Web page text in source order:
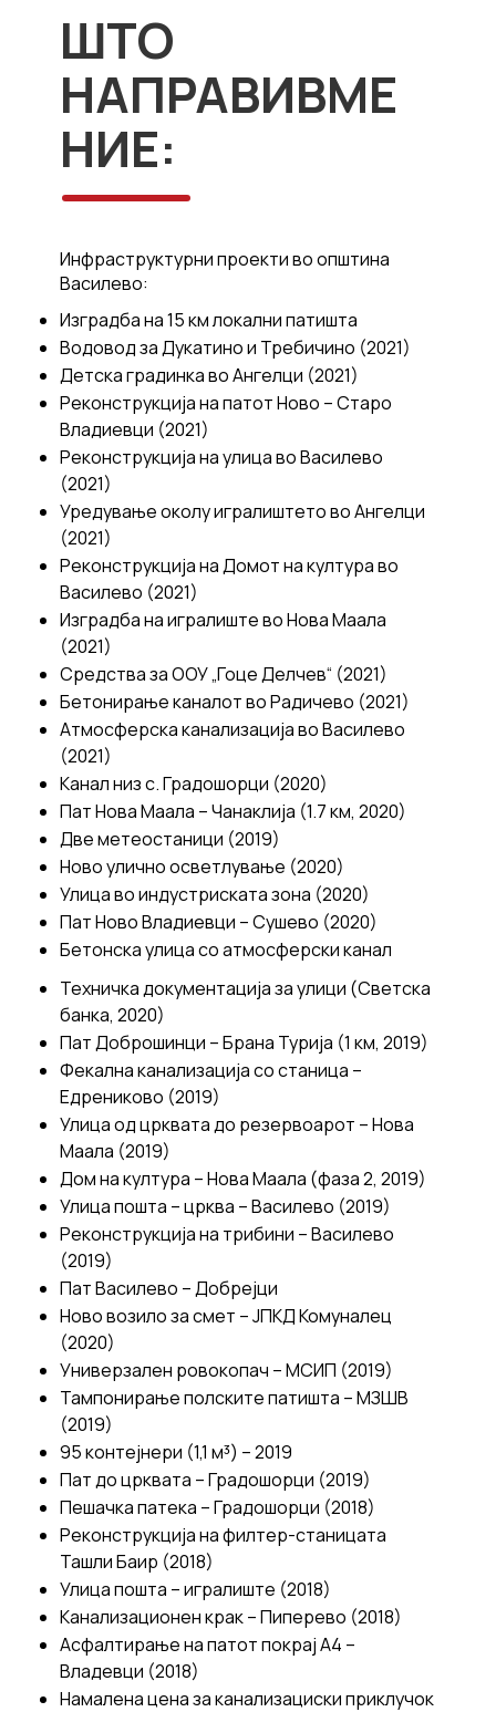
ШТО
НАПРАВИВМЕ
НИЕ:
Инфраструктурни проекти во општина
Василево:
Изградба на 15 км локални патишта
Водовод за Дукатино и Требичино (2021)
Детска градинка во Ангелци (2021)
Реконструкција на патот Ново – Старо
Владиевци (2021)
Реконструкција на улица во Василево
(2021)
Уредување околу игралиштето во Ангелци
(2021)
Реконструкција на Домот на култура во
Василево (2021)
Изградба на игралиште во Нова Маала
(2021)
Средства за ООУ „Гоце Делчев“ (2021)
Бетонирање каналот во Радичево (2021)
Атмосферска канализација во Василево
(2021)
Канал низ с. Градошорци (2020)
Пат Нова Маала – Чанаклија (1.7 км, 2020)
Две метеостаници (2019)
Ново улично осветлување (2020)
Улица во индустриската зона (2020)
Пат Ново Владиевци – Сушево (2020)
Бетонска улица со атмосферски канал
Техничка документација за улици (Светска
банка, 2020)
Пат Доброшинци – Брана Турија (1 км, 2019)
Фекална канализација со станица –
Едрениково (2019)
Улица од црквата до резервоарот – Нова
Маала (2019)
Дом на култура – Нова Маала (фаза 2, 2019)
Улица пошта – црква – Василево (2019)
Реконструкција на трибини – Василево
(2019)
Пат Василево – Добрејци
Ново возило за смет – ЈПКД Комуналец
(2020)
Универзален ровокопач – МСИП (2019)
Тампонирање полските патишта – МЗШВ
(2019)
95 контејнери (1,1 м³) – 2019
Пат до црквата – Градошорци (2019)
Пешачка патека – Градошорци (2018)
Реконструкција на филтер-станицата
Ташли Баир (2018)
Улица пошта – игралиште (2018)
Канализационен крак – Пиперево (2018)
Асфалтирање на патот покрај А4 –
Владевци (2018)
Намалена цена за канализациски приклучок